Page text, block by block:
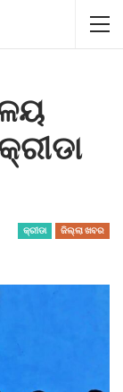
କ୍ରୀଡା ଜିଲ୍ଲା ଖବର